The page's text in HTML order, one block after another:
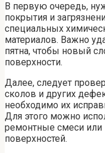
В первую очередь,
покрытия и
специальных
материалов. Важно
пятна, чтобы новый
поверхности.
Далее, следует
сколов и других
необходимо их
Для этого можно
ремонтные смеси
поверхностей.